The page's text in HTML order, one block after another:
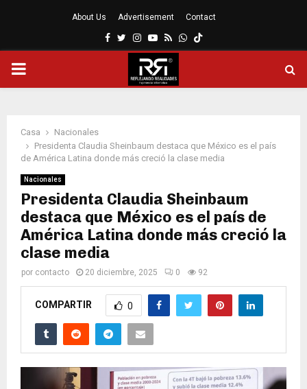
About Us Advertisement Contact
Facebook
Twitter
Instagram
Youtube
RssWhatsapp
MENÚ
Casa
Nacionales
Presidenta Claudia Sheinbaum destaca que México es el país
de América Latina donde más creció la clase media
Nacionales
Presidenta Claudia Sheinbaum
destaca que México es el país de
América Latina donde más creció la
clase media
por contacto 20 diciembre, 2025 0 92
COMPARTIR 0